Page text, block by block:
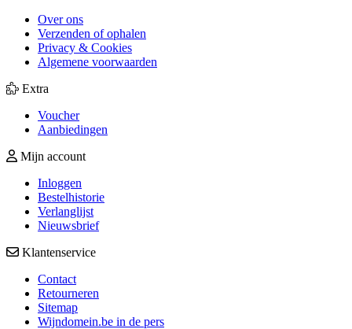
Over ons
Verzenden of ophalen
Privacy & Cookies
Algemene voorwaarden
Extra
Voucher
Aanbiedingen
Mijn account
Inloggen
Bestelhistorie
Verlanglijst
Nieuwsbrief
Klantenservice
Contact
Retourneren
Sitemap
Wijndomein.be in de pers